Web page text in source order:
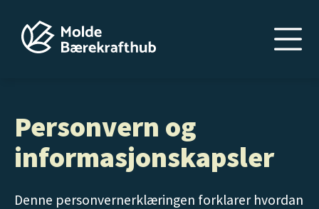
Personvern og
informasjonskapsler
Denne personvernerklæringen forklarer hvordan